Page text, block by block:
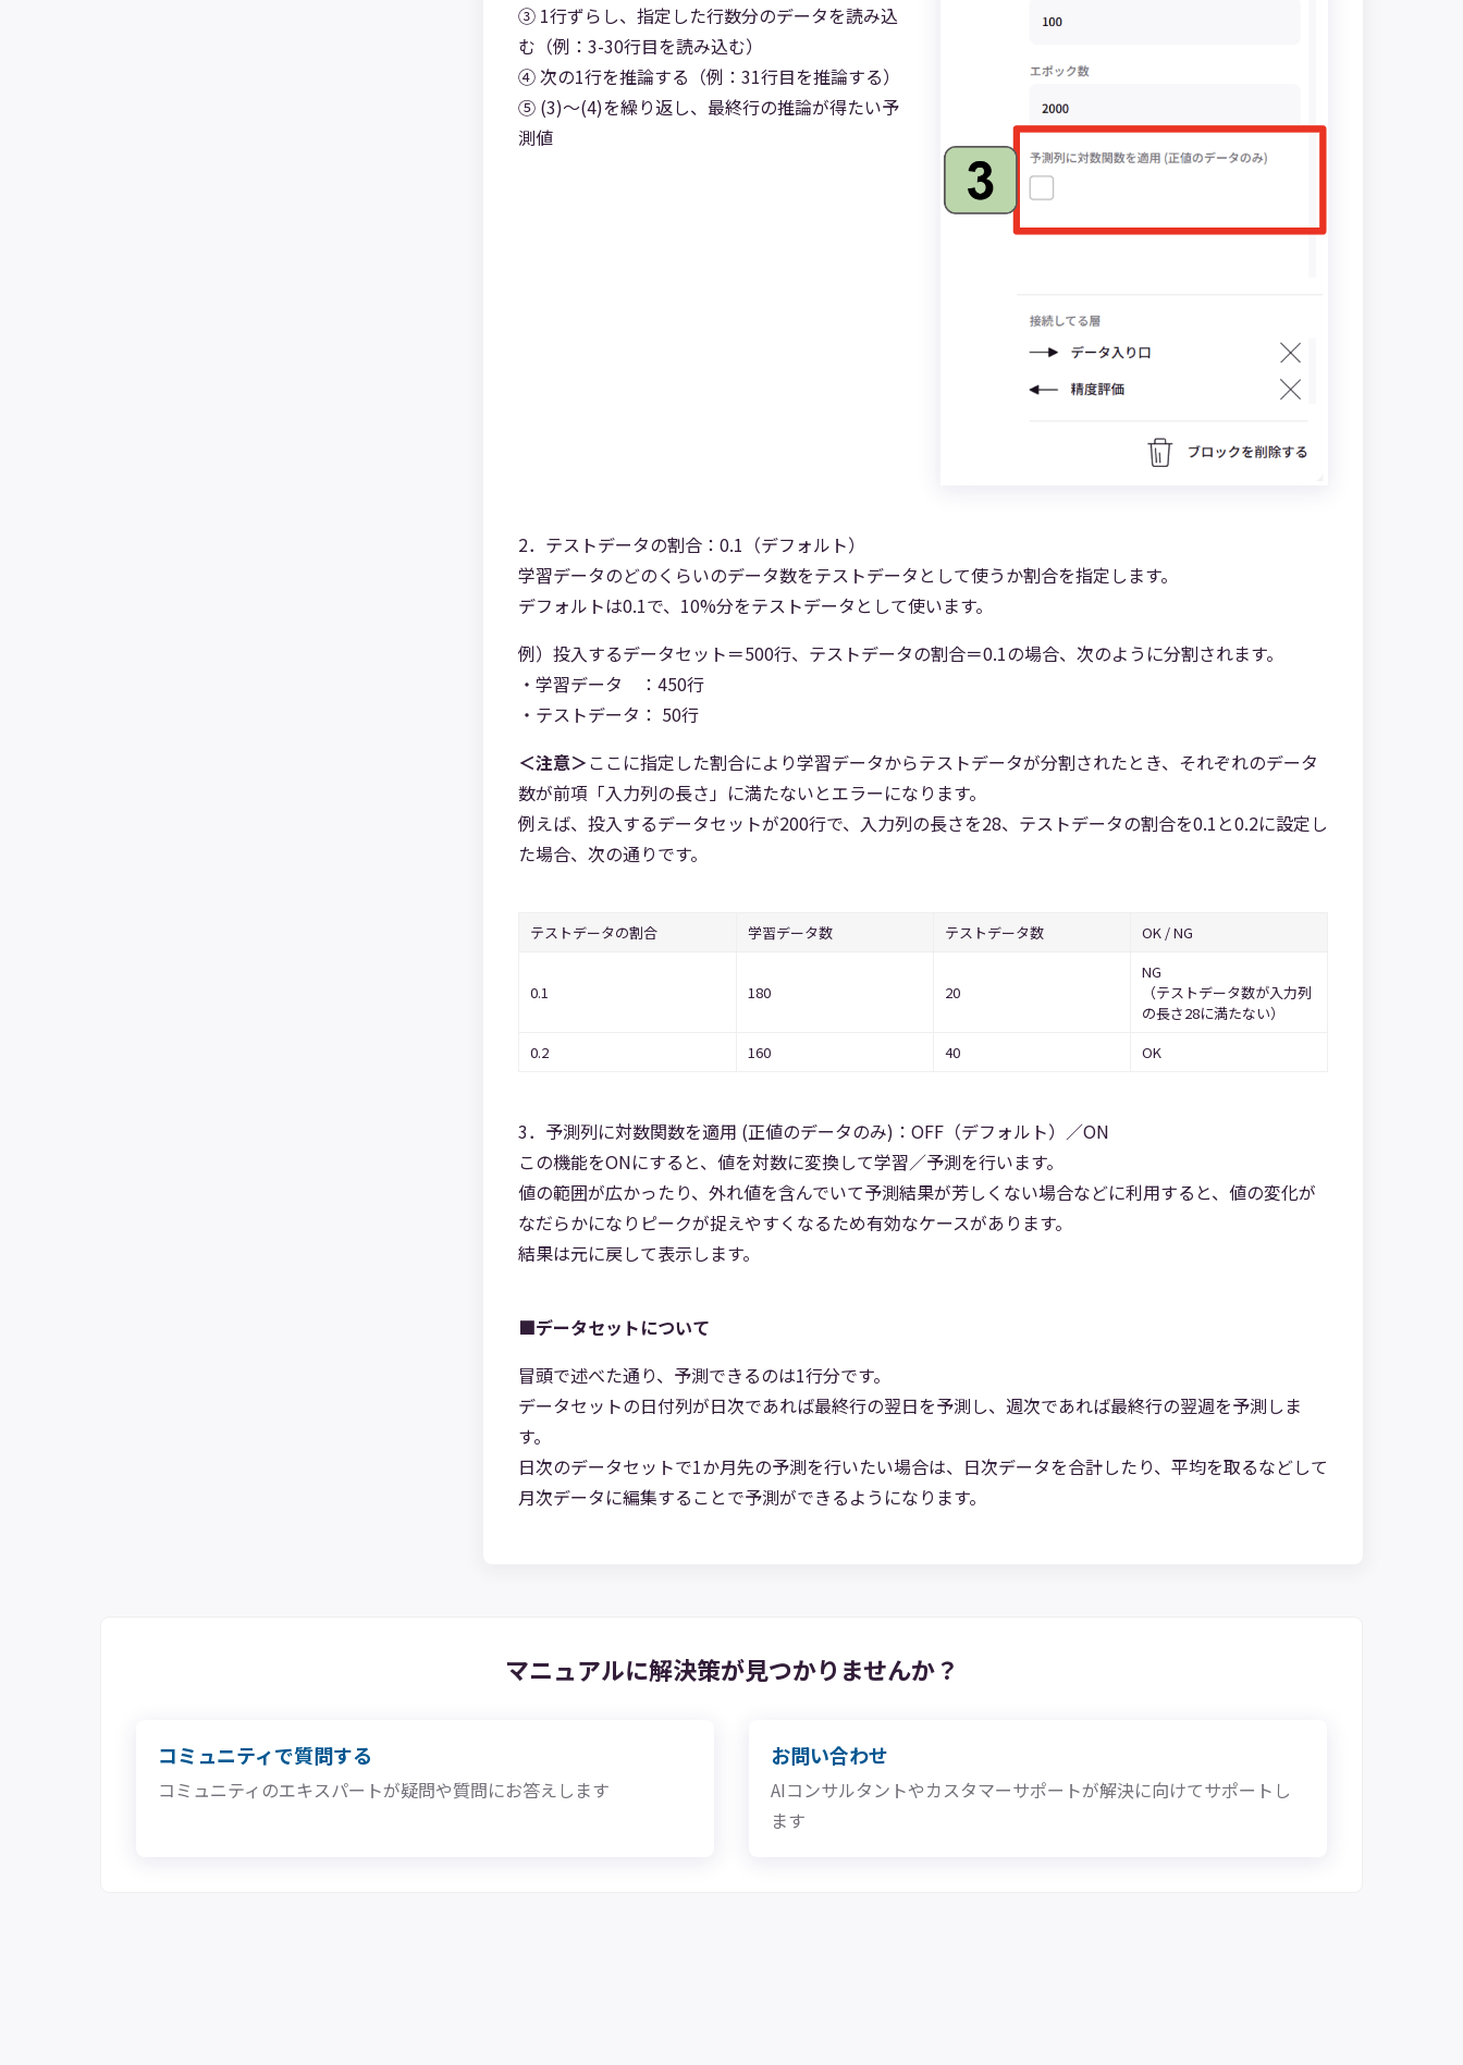
③ 1行ずらし、指定した行数分のデータを読み込
む（例：3-30行目を読み込む）
④ 次の1行を推論する（例：31行目を推論する）
⑤ (3)～(4)を繰り返し、最終行の推論が得たい予
測値
2．テストデータの割合：0.1（デフォルト）
学習データのどのくらいのデータ数をテストデータとして使うか割合を指定します。
デフォルトは0.1で、10%分をテストデータとして使います。
例）投入するデータセット＝500行、テストデータの割合＝0.1の場合、次のように分割されます。
・学習データ ：450行
・テストデータ： 50行
＜注意＞ ここに指定した割合により学習データからテストデータが分割されたとき、それぞれのデータ
数が前項「入力列の長さ」に満たないとエラーになります。
例えば、投入するデータセットが200行で、入力列の長さを28、テストデータの割合を0.1と0.2に設定し
た場合、次の通りです。
テストデータの割合 学習データ数 テストデータ数 OK / NG
0.1 180 20
NG
（テストデータ数が入力列
の長さ28に満たない）
0.2
160 40 OK
3．予測列に対数関数を適用 (正値のデータのみ)：OFF（デフォルト）／ON
この機能をONにすると、値を対数に変換して学習／予測を行います。
値の範囲が広かったり、外れ値を含んでいて予測結果が芳しくない場合などに利用すると、値の変化が
なだらかになりピークが捉えやすくなるため有効なケースがあります。
結果は元に戻して表示します。
■データセットについて
冒頭で述べた通り、予測できるのは1行分です。
データセットの日付列が日次であれば最終行の翌日を予測し、週次であれば最終行の翌週を予測しま
す。
日次のデータセットで1か月先の予測を行いたい場合は、日次データを合計したり、平均を取るなどして
月次データに編集することで予測ができるようになります。
マニュアルに解決策が見つかりませんか？
コミュニティで質問する
コミュニティのエキスパートが疑問や質問にお答えします
お問い合わせ
AIコンサルタントやカスタマーサポートが解決に向けてサポートし
ます